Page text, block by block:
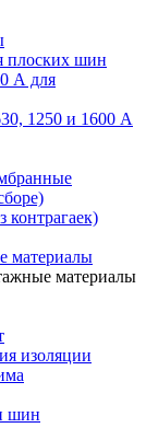
плоских шин
А для
1250 и 1600 А
контрагаек)
материалы
материалы
изоляции
шин